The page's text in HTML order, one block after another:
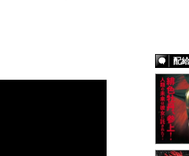
配